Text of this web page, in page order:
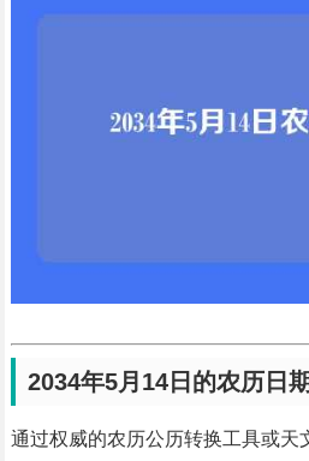
2034年5月14日的农历日期
通过权威的农历公历转换工具或天